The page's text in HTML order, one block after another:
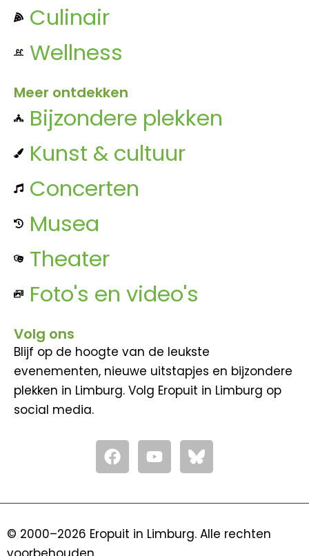
Culinair
Wellness
Meer ontdekken
Bijzondere plekken
Kunst & cultuur
Concerten
Musea
Theater
Foto's en video's
Volg ons
Blijf op de hoogte van de leukste
evenementen, nieuwe uitstapjes en bijzondere
plekken in Limburg. Volg Eropuit in Limburg op
social media.
F
a
c
e
o
Y
o
u
t
b
© 2000–2026 Eropuit in Limburg. Alle rechten